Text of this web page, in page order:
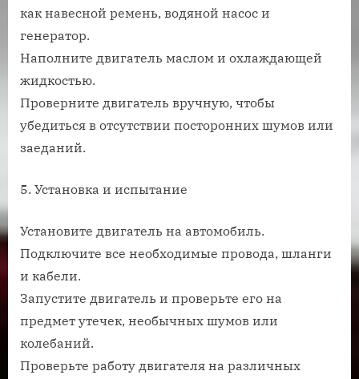
как навесной ремень, водяной насос и
генератор.
Наполните двигатель маслом и охлаждающей
жидкостью.
Проверните двигатель вручную, чтобы
убедиться в отсутствии посторонних шумов или
заеданий.
5. Установка и испытание
Установите двигатель на автомобиль.
Подключите все необходимые провода, шланги
и кабели.
Запустите двигатель и проверьте его на
предмет утечек, необычных шумов или
колебаний.
Проверьте работу двигателя на различных